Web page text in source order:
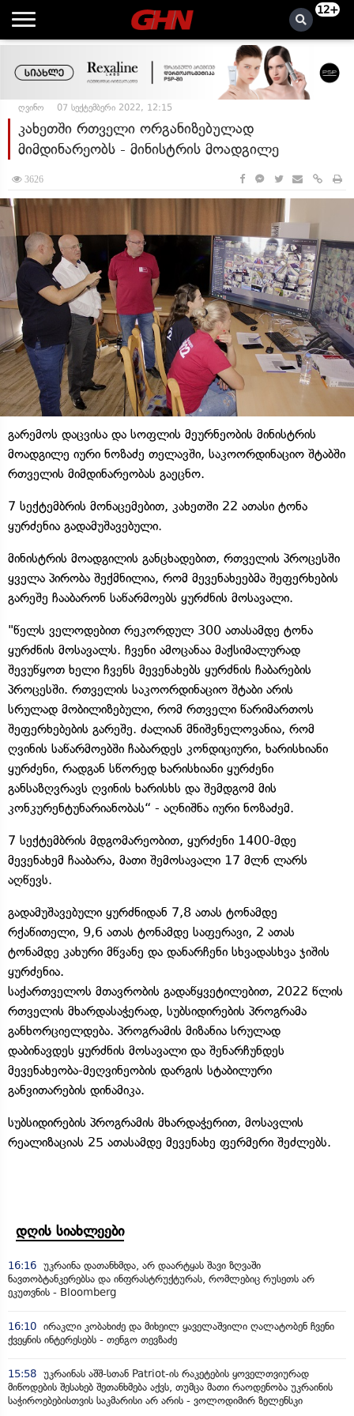
12+
ღვინო 07 სექტემბერი 2022, 12:15
კახეთში რთველი ორგანიზებულად
მიმდინარეობს - მინისტრის მოადგილე
3626
გარემოს დაცვისა და სოფლის მეურნეობის მინისტრის
მოადგილე იური ნოზაძე თელავში, საკოორდინაციო შტაბში
რთველის მიმდინარეობას გაეცნო.
7 სექტემბრის მონაცემებით, კახეთში 22 ათასი ტონა
ყურძენია გადამუშავებული.
მინისტრის მოადგილის განცხადებით, რთველის პროცესში
ყველა პირობა შექმნილია, რომ მევენახეებმა შეფერხების
გარეშე ჩააბარონ საწარმოებს ყურძნის მოსავალი.
"წელს ველოდებით რეკორდულ 300 ათასამდე ტონა
ყურძნის მოსავალს. ჩვენი ამოცანაა მაქსიმალურად
შევუწყოთ ხელი ჩვენს მევენახებს ყურძნის ჩაბარების
პროცესში. რთველის საკოორდინაციო შტაბი არის
სრულად მობილიზებული, რომ რთველი წარიმართოს
შეფერხებების გარეშე. ძალიან მნიშვნელოვანია, რომ
ღვინის საწარმოებში ჩაბარდეს კონდიციური, ხარისხიანი
ყურძენი, რადგან სწორედ ხარისხიანი ყურძენი
განსაზღვრავს ღვინის ხარისხს და შემდგომ მის
კონკურენტუნარიანობას“ - აღნიშნა იური ნოზაძემ.
7 სექტემბრის მდგომარეობით, ყურძენი 1400-მდე
მევენახემ ჩააბარა, მათი შემოსავალი 17 მლნ ლარს
აღწევს.
გადამუშავებული ყურძნიდან 7,8 ათას ტონამდე
რქაწითელი, 9,6 ათას ტონამდე საფერავი, 2 ათას
ტონამდე კახური მწვანე და დანარჩენი სხვადასხვა ჯიშის
ყურძენია.
საქართველოს მთავრობის გადაწყვეტილებით, 2022 წლის
რთველის მხარდასაჭერად, სუბსიდირების პროგრამა
განხორციელდება. პროგრამის მიზანია სრულად
დაბინავდეს ყურძნის მოსავალი და შენარჩუნდეს
მევენახეობა-მეღვინეობის დარგის სტაბილური
განვითარების დინამიკა.
სუბსიდირების პროგრამის მხარდაჭერით, მოსავლის
რეალიზაციას 25 ათასამდე მევენახე ფერმერი შეძლებს.
დღის სიახლეები
16:16 უკრაინა დათანხმდა, არ დაარტყას შავი ზღვაში
ნავთობტანკერებსა და ინფრასტრუქტურას, რომლებიც რუსეთს არ
ეკუთვნის - Bloomberg
16:10 ირაკლი კობახიძე და მიხეილ ყაველაშვილი ღალატობენ ჩვენი
ქვეყნის ინტერესებს - თენგო თევზაძე
15:58 უკრაინას აშშ-სთან Patriot-ის რაკეტების ყოველთვიურად
მიწოდების შესახებ შეთანხმება აქვს, თუმცა მათი რაოდენობა უკრაინის
საჭიროებებისთვის საკმარისი არ არის - ვოლოდიმირ ზელენსკი